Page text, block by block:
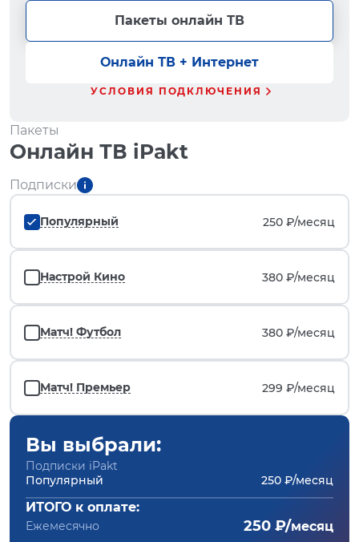
Пакеты онлайн ТВ
Онлайн ТВ + Интернет
УСЛОВИЯ ПОДКЛЮЧЕНИЯ
Пакеты
Онлайн ТВ iPakt
Подписки
Популярный 250 ₽/месяц
Настрой Кино 380 ₽/месяц
Матч! Футбол 380 ₽/месяц
Матч! Премьер 299 ₽/месяц
Вы выбрали:
Подписки iPakt
Популярный
250 ₽/месяц
ИТОГО к оплате:
Ежемесячно 250 ₽/месяц